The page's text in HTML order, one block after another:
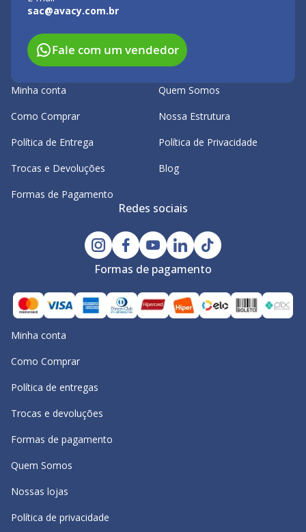
sac@avacy.com.br
Fale com um vendedor
Minha conta
Como Comprar
Política de Entrega
Trocas e Devoluções
Formas de Pagamento
Quem Somos
Nossa Estrutura
Política de Privacidade
Blog
Redes sociais
Formas de pagamento
Minha conta
Como Comprar
Política de entregas
Trocas e devoluções
Formas de pagamento
Quem Somos
Nossas lojas
Política de privacidade